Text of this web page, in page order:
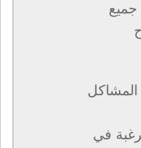
جميع
المشاكل
في